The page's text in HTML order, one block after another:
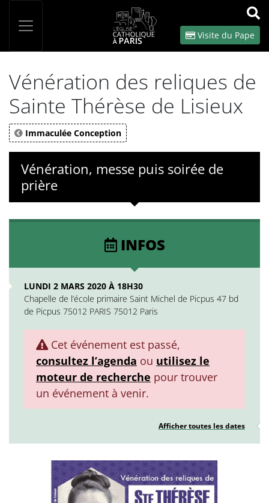
OK
Visite du Pape
Vénération des reliques de
Sainte Thérèse de Lisieux
Immaculée Conception
Vénération, messe puis soirée de
prière
INFOS
LUNDI 2 MARS 2020 À 18H30
Chapelle de l’école primaire Saint Michel de Picpus 47 bd
de Picpus 75012 PARIS 75012 Paris
Cet événement est passé,
consultez l’agenda ou utilisez le
moteur de recherche pour trouver
un événement à venir.
Afficher toutes les dates
Panneau de gestion des cookies